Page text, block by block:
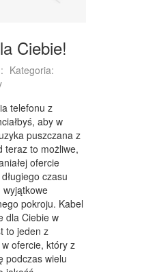
SZKOLENIOWE
WNĘTRZ
ŁAZIENKI
Ciebie!
Kategoria:
telefonu z
aby w
puszczana z
teraz to możliwe,
ofercie
czasu
pokroju. Kabel
dla Ciebie w
to jeden z
ofercie, który z
podczas wielu